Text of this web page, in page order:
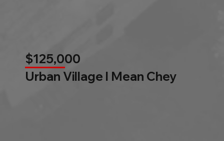
$125,000
Urban Village l Mean Chey